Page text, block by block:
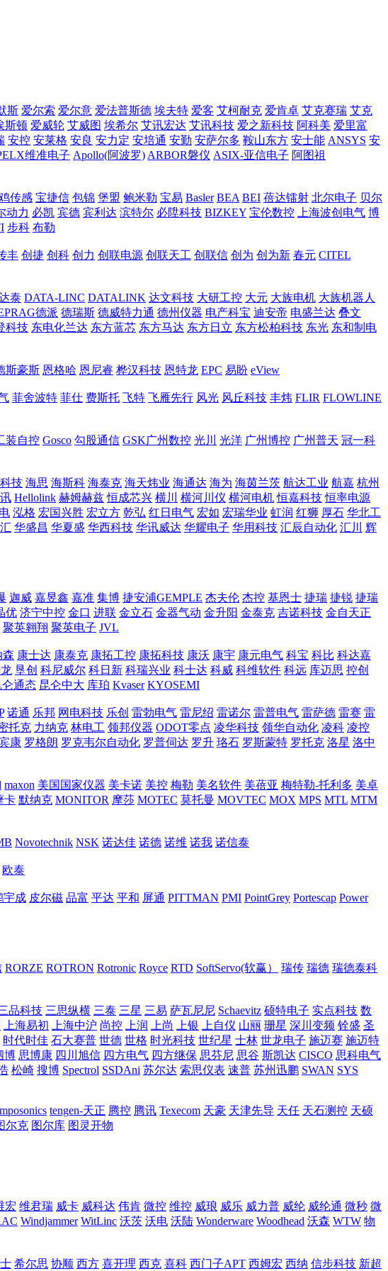
斯 爱尔索 爱尔意 爱法普斯德 埃夫特 爱客 艾柯耐克 爱肯卓 艾克赛瑞 艾克
斯顿 爱威轮 艾威图 埃希尔 艾讯宏达 艾讯科技 爱之新科技 阿科美 爱里富
安控 安莱格 安良 安力定 安培通 安勤 安萨尔多 鞍山东方 安士能 ANSYS 安
维准电子 Apollo(阿波罗) ARBOR磐仪 ASIX-亚信电子 阿图祖
传感 宝捷信 包锦 堡盟 鲍米勒 宝易 Basler BEA BEI 蓓达镭射 北尔电子 贝尔
动力 必凯 宾德 宾利达 滨特尔 必陞科技 BIZKEY 宝伦数控 上海波创电气 博
步科 布勒
丰 创捷 创科 创力 创联电源 创联天工 创联信 创为 创为新 春元 CITEL
泰 DATA-LINC DATALINK 达文科技 大研工控 大元 大族电机 大族机器人
德派 德瑞斯 德威特力通 德州仪器 电产科宝 迪安帝 电盛兰达 叠文
科技 东电化兰达 东方蓝芯 东方马达 东方日立 东方松柏科技 东光 东和制电
斯豪斯 恩格哈 恩尼睿 桦汉科技 恩特龙 EPC 易盼 eView
菲舍波特 菲仕 费斯托 飞特 飞雁先行 风光 风丘科技 丰炜 FLIR FLOWLINE
装自控 Gosco 勾股通信 GSK广州数控 光川 光洋 广州博控 广州普天 冠一科
技 海思 海斯科 海泰克 海天炜业 海通达 海为 海茵兰茨 航达工业 航嘉 杭州
Hellolink 赫姆赫兹 恒成芯兴 横川 横河川仪 横河电机 恒嘉科技 恒率电源
泓格 宏国兴胜 宏立方 乾弘 红日电气 宏如 宏瑞华业 虹润 红狮 厚石 华北工
华盛昌 华夏盛 华西科技 华讯威达 华耀电子 华用科技 汇辰自动化 汇川
辉
迦威 嘉昱鑫 嘉准 集博 捷安浦GEMPLE 杰夫伦 杰控 基恩士 捷瑞 捷锐 捷瑞
优 济宁中控 金口 进联 金立石 金器气动 金升阳 金泰克 吉诺科技 金自天正
聚英翱翔 聚英电子 JVL
森 康士达 康泰克 康拓工控 康拓科技 康沃 康宇 康元电气 科宝 科比 科达嘉
垦创 科尼威尔 科日新 科瑞兴业 科士达 科威 科维软件 科远 库迈思 控创
仑通态 昆仑中大 库珀 Kvaser KYOSEMI
诺通 乐邦 网电科技 乐创 雷勃电气 雷尼绍 雷诺尔 雷普电气 雷萨德 雷赛 雷
托克 力纳克 林电工 领邦仪器 ODOT零点 凌华科技 领华自动化 凌科 凌控
康 罗格朗 罗克韦尔自动化 罗普伺达 罗升 珞石 罗斯蒙特 罗托克 洛星 洛中
maxon 美国国家仪器 美卡诺 美控 梅勒 美名软件 美蓓亚 梅特勒-托利多 美卓
卡 默纳克 MONITOR 摩莎 MOTEC 莫托曼 MOVTEC MOX MPS MTL MTM
Novotechnik NSK 诺达佳 诺德 诺维 诺我 诺信泰
欧泰
宇成 皮尔磁 品富 平达 平和 屏通 PITTMAN PMI PointGrey Portescap Power
RORZE ROTRON Rotronic Royce RTD SoftServo(软赢） 瑞传 瑞德 瑞德泰科
品科技 三思纵横 三泰 三星 三易 萨瓦尼尼 Schaevitz 硕特电子 实点科技 数
上海易初 上海中沪 尚控 上润 上尚 上银 上自仪 山丽 珊星 深川变频 铨盛 圣
时代时佳 石大赛普 世德 世格 时光科技 世纪星 士林 世龙电子 施迈赛 施迈特
博 思博康 四川旭信 四方电气 四方继保 思芬尼 思谷 斯凯达 CISCO 思科电气
松崎 搜博 Spectrol SSDAni 苏尔达 索思仪表 速普 苏州迅鹏 SWAN SYS
tengen-天正 腾控 腾讯 Texecom 天豪 天津先导 天任 天石测控 天硕
尔克 图尔库 图灵开物
宏 维君瑞 威卡 威科达 伟肯 微控 维控 威琅 威乐 威力普 威纶 威纶通 微秒 微
Windjammer WitLinc 沃茨 沃电 沃陆 Wonderware Woodhead 沃森 WTW 物
希尔思 协顺 西方 喜开理 西克 喜科 西门子APT 西姆宏 西纳 信步科技 新超